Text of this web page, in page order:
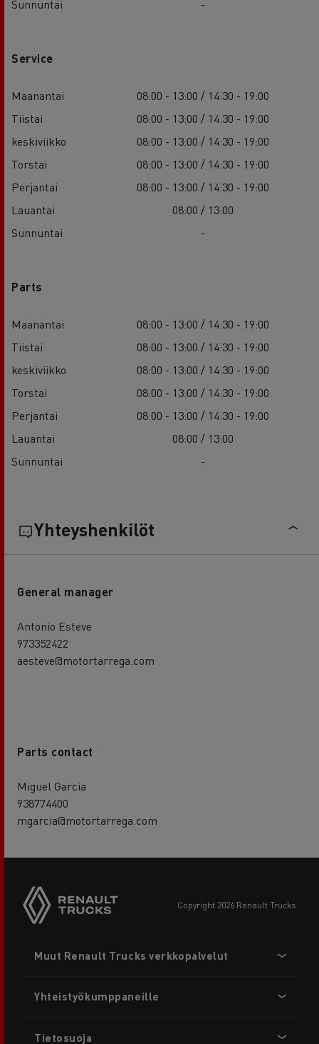
Sunnuntai
-
Service
Maanantai
08:00 - 13:00 / 14:30 - 19:00
Tiistai
08:00 - 13:00 / 14:30 - 19:00
keskiviikko
08:00 - 13:00 / 14:30 - 19:00
Torstai
08:00 - 13:00 / 14:30 - 19:00
Perjantai
08:00 - 13:00 / 14:30 - 19:00
Lauantai
08:00 / 13:00
Sunnuntai
-
Parts
Maanantai
08:00 - 13:00 / 14:30 - 19:00
Tiistai
08:00 - 13:00 / 14:30 - 19:00
keskiviikko
08:00 - 13:00 / 14:30 - 19:00
Torstai
08:00 - 13:00 / 14:30 - 19:00
Perjantai
08:00 - 13:00 / 14:30 - 19:00
Lauantai
08:00 / 13:00
Sunnuntai
-
Yhteyshenkilöt
General manager
Antonio Esteve
973352422
aesteve@motortarrega.com
Parts contact
Miguel Garcia
938774400
mgarcia@motortarrega.com
copyright 2026 Renault Trucks
menu
Muut Renault Trucks verkkopalvelut
Yhteistyökumppaneille
Tietosuoja